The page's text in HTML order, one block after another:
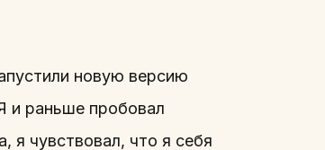
новую версию
и раньше пробовал
я чувствовал, что я себя